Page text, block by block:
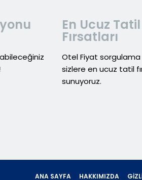
En Ucuz Tatil
Fırsatları
Otel Fiyat sorgulama
sizlere en ucuz tatil
sunuyoruz.
ANA SAYFA HAKKIMIZDA